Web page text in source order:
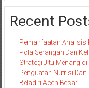
Recent
Pemanfaatan Analisis
Pola Serangan Dan
Strategi Jitu Menang
Penguatan Nutrisi Dan
Beladiri Aceh Besar